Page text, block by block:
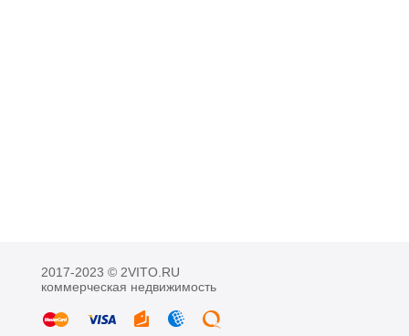
2017-2023 © 2VITO.RU
коммерческая недвижимость